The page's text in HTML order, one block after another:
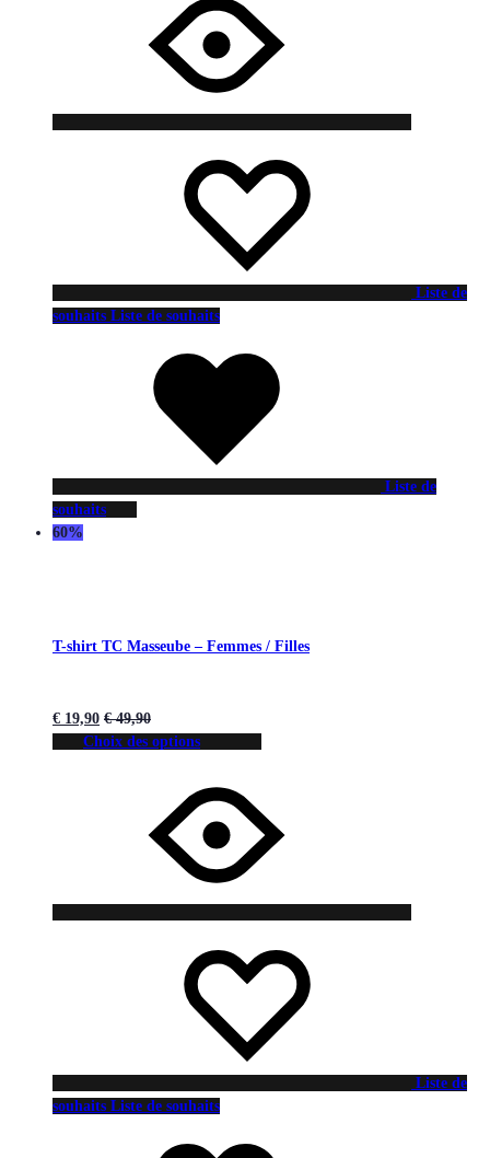
Liste de
souhaits Liste de souhaits
Liste de
souhaits
60%
T-shirt TC Masseube – Femmes / Filles
€ 19,90 €49,90
Choix des options
Liste de
souhaits Liste de souhaits